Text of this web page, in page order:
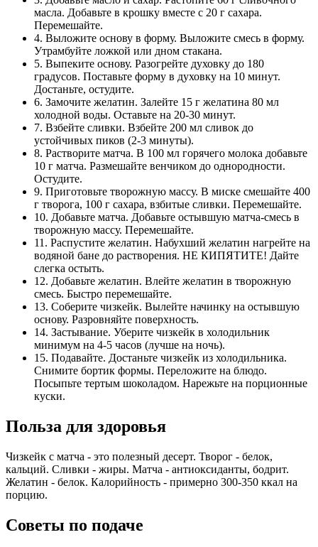
масла. Добавьте в крошку вместе с 20 г сахара.
Перемешайте.
4. Выложите основу в форму. Выложите смесь в форму.
Утрамбуйте ложкой или дном стакана.
5. Выпеките основу. Разогрейте духовку до 180
градусов. Поставьте форму в духовку на 10 минут.
Достаньте, остудите.
6. Замочите желатин. Залейте 15 г желатина 80 мл
холодной воды. Оставьте на 20-30 минут.
7. Взбейте сливки. Взбейте 200 мл сливок до
устойчивых пиков (2-3 минуты).
8. Растворите матча. В 100 мл горячего молока добавьте
10 г матча. Размешайте венчиком до однородности.
Остудите.
9. Приготовьте творожную массу. В миске смешайте 400
г творога, 100 г сахара, взбитые сливки. Перемешайте.
10. Добавьте матча. Добавьте остывшую матча-смесь в
творожную массу. Перемешайте.
11. Распустите желатин. Набухший желатин нагрейте на
водяной бане до растворения. НЕ КИПЯТИТЕ! Дайте
слегка остыть.
12. Добавьте желатин. Влейте желатин в творожную
смесь. Быстро перемешайте.
13. Соберите чизкейк. Вылейте начинку на остывшую
основу. Разровняйте поверхность.
14. Застывание. Уберите чизкейк в холодильник
минимум на 4-5 часов (лучше на ночь).
15. Подавайте. Достаньте чизкейк из холодильника.
Снимите бортик формы. Переложите на блюдо.
Посыпьте тертым шоколадом. Нарежьте на порционные
куски.
Польза для здоровья
Чизкейк с матча - это полезный десерт. Творог - белок,
кальций. Сливки - жиры. Матча - антиоксиданты, бодрит.
Желатин - белок. Калорийность - примерно 300-350 ккал на
порцию.
Советы по подаче